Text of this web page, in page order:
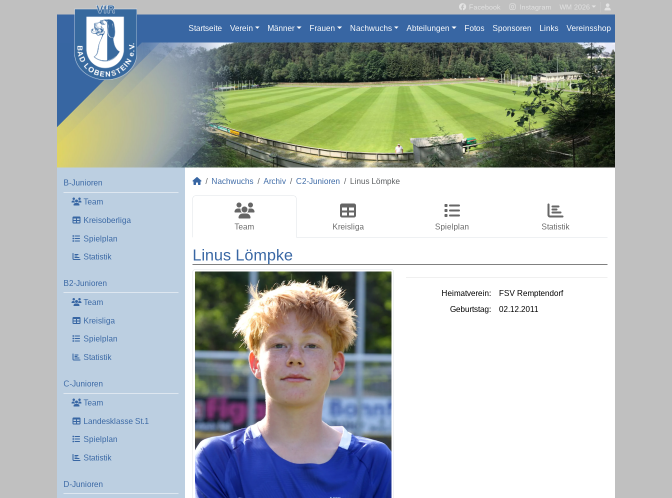
Facebook Instagram WM 2026
Startseite Verein Männer Frauen Nachwuchs Abteilungen Fotos Sponsoren Links Vereinsshop
B-Junioren
Team
Kreisoberliga
Spielplan
Statistik
B2-Junioren
Team
Kreisliga
Spielplan
Statistik
C-Junioren
Team
Landesklasse St.1
Spielplan
Statistik
D-Junioren
Nachwuchs Archiv C2-Junioren Linus Lömpke
Team Kreisliga Spielplan Statistik
Linus Lömpke
Heimatverein:
FSV Remptendorf
Geburtstag:
02.12.2011